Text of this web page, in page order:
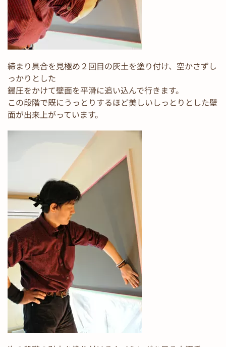
締まり具合を見極め２回目の灰土を塗り付け、空かさずし
っかりとした
鏝圧をかけて壁面を平滑に追い込んで行きます。
この段階で既にうっとりするほど美しいしっとりとした壁
面が出来上がっています。